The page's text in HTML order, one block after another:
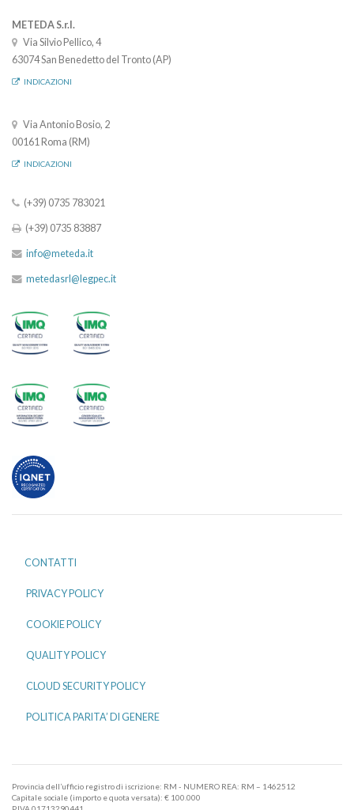
METEDA S.r.l.
Via Silvio Pellico, 4
63074 San Benedetto del Tronto (AP)
INDICAZIONI
Via Antonio Bosio, 2
00161 Roma (RM)
INDICAZIONI
(+39) 0735 783021
(+39) 0735 83887
info@meteda.it
metedasrl@legpec.it
CONTATTI
PRIVACY POLICY
COOKIE POLICY
QUALITY POLICY
CLOUD SECURITY POLICY
POLITICA PARITA’ DI GENERE
Provincia dell’ufficio registro di iscrizione: RM - NUMERO REA: RM – 1462512
Capitale sociale (importo e quota versata): € 100.000